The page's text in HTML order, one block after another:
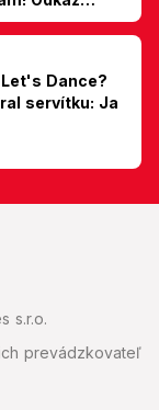
Dance?
servítku: Ja
s.r.o.
prevádzkovateľ